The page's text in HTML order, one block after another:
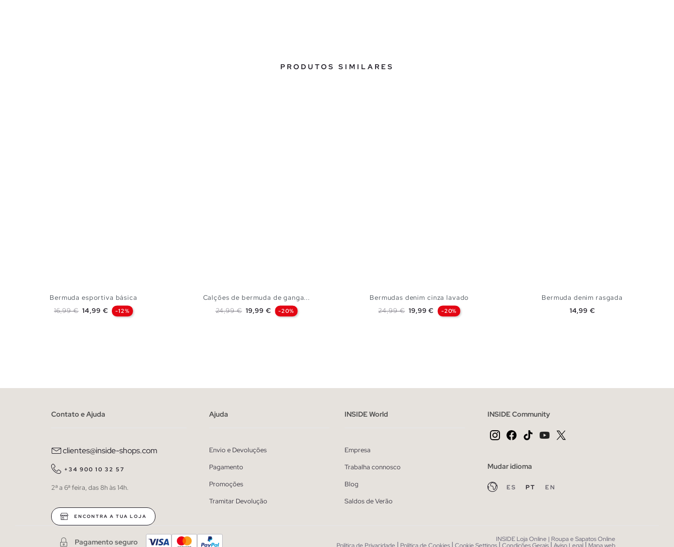
PRODUTOS SIMILARES
Bermuda esportiva básica
Preço normal
16,99 € Preço
14,99 € -12%
Calções de bermuda de ganga...
Preço normal
24,99 € Preço
19,99 € -20%
Bermudas denim cinza lavado
Preço normal
24,99 € Preço
19,99 € -20%
Bermuda denim rasgada
Preço
14,99 €
Contato e Ajuda
clientes@inside-shops.com
+34 900 10 32 57
2ª a 6ª feira, das 8h às 14h.
ENCONTRA A TUA LOJA
Ajuda
Envio e Devoluções
Pagamento
Promoções
Tramitar Devolução
INSIDE World
Empresa
Trabalha connosco
Blog
Saldos de Verão
INSIDE Community
Mudar idioma
ES PT EN
Pagamento seguro
INSIDE Loja Online | Roupa e Sapatos Online
| | | | |